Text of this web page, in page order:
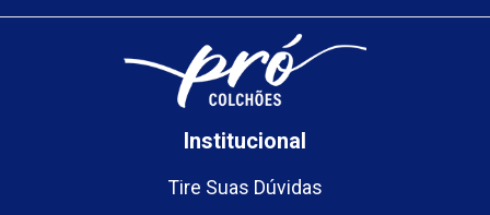
Institucional
Tire Suas Dúvidas